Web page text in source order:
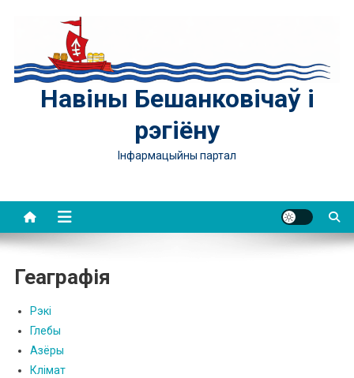
Навіны Бешанковічаў і
рэгіёну
Інфармацыйны партал
Геаграфія
Рэкі
Глебы
Азёры
Клімат